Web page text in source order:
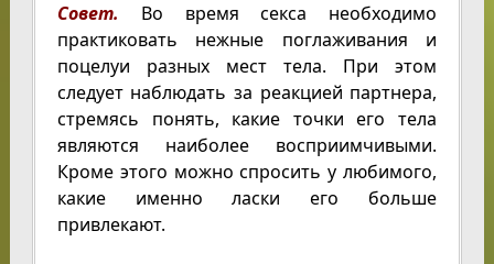
Совет.
Во время секса необходимо
практиковать нежные поглаживания и
поцелуи разных мест тела. При этом
следует наблюдать за реакцией партнера,
стремясь понять, какие точки его тела
являются наиболее восприимчивыми.
Кроме этого можно спросить у любимого,
какие именно ласки его больше
привлекают.